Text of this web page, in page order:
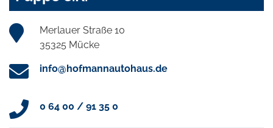
Merlauer Straße 10
35325 Mücke
info@hofmannautohaus.de
0 64 00 / 91 35 0